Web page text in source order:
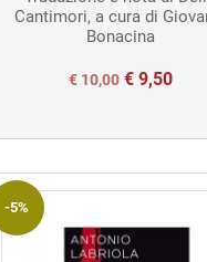
Cantimori, a cura di
Bonacina
Il
originale
era:
€ 10,00Il
attuale
è:
€ 9,50
-5%